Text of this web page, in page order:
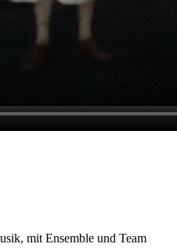
mit Ensemble und Team